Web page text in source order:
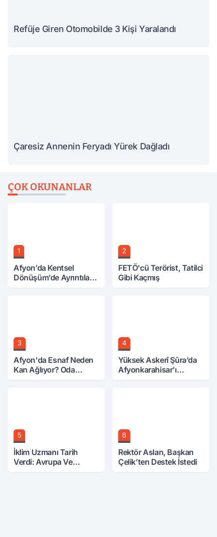
Refüje Giren Otomobilde 3 Kişi Yaralandı
Çaresiz Annenin Feryadı Yürek Dağladı
ÇOK OKUNANLAR
1
Afyon’da Kentsel
Dönüşüm’de Ayrıntılar
2
FETÖ'cü Terörist, Tatilci
Gibi Kaçmış
3
Afyon'da Esnaf Neden
Kan Ağlıyor? Oda
4
Yüksek Askerî Şûra’da
Afyonkarahisar'ı
5
İklim Uzmanı Tarih
Verdi: Avrupa Ve
6
Rektör Aslan, Başkan
Çelik’ten Destek İstedi